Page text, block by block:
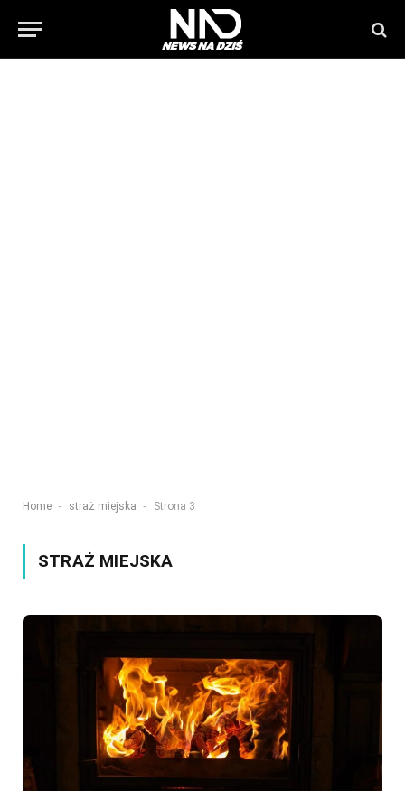
Home - straż miejska - Strona 3
STRAŻ MIEJSKA